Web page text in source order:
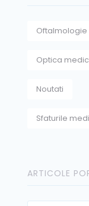
Oftalmologie
Optica
Noutati
Sfaturile
ARTICOLE